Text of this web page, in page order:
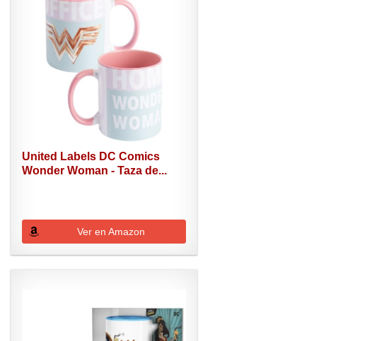
United Labels DC Comics
Wonder Woman - Taza de...
Ver en Amazon